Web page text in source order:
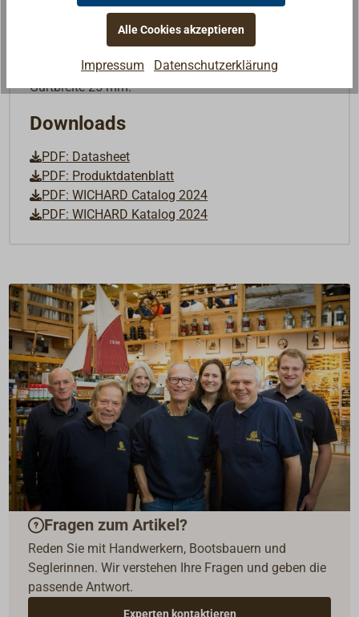
mit einer fluoreszierenden Kunststoffkappe
abgedeckt ist und daher keine Kratzer an Deck
Lieferung paarweise.
Gurtbreite 25 mm.
Downloads
PDF: Datasheet
PDF: Produktdatenblatt
PDF: WICHARD Catalog 2024
PDF: WICHARD Katalog 2024
Fragen zum Artikel?
Reden Sie mit Handwerkern, Bootsbauern und
Seglerinnen. Wir verstehen Ihre Fragen und geben die
passende Antwort.
Experten kontaktieren
Alle Cookies akzeptieren
Impressum Datenschutzerklärung